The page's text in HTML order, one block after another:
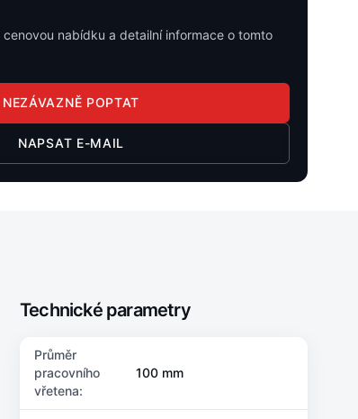
nabídku a detailní informace o tomto
NEZÁVAZNĚ POPTAT
NAPSAT E-MAIL
Technické parametry
Průměr
pracovního
vřetena:
100 mm